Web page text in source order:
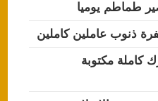
طماطم يوميا
ذنوب عاملين كاملين
كاملة مكتوبة